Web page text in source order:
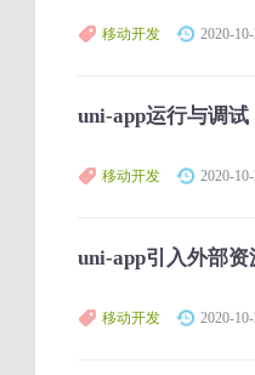
移动开发 2020-
uni-app运行与调试
移动开发 2020-
uni-app引入外部
移动开发 2020-